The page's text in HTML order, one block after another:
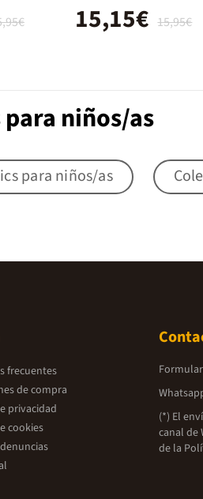
15,95€
15,15€
niños/as
para niños/as
frecuentes
de compra
privacidad
cookies
(*) El
canal de
de la